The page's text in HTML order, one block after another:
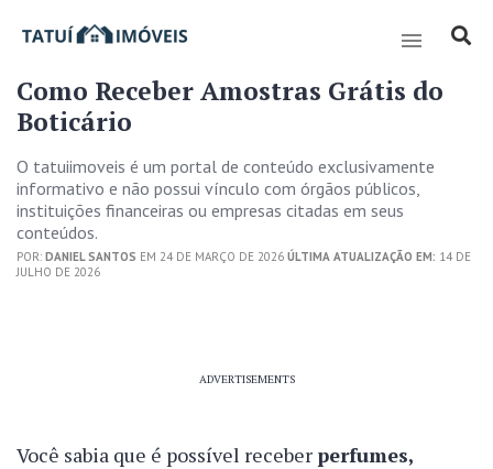
Como Receber Amostras Grátis do
Boticário
O tatuiimoveis é um portal de conteúdo exclusivamente
informativo e não possui vínculo com órgãos públicos,
instituições financeiras ou empresas citadas em seus
conteúdos.
POR: DANIEL SANTOS EM 24 DE MARÇO DE 2026 ÚLTIMA ATUALIZAÇÃO EM: 14 DE
JULHO DE 2026
ADVERTISEMENTS
Você sabia que é possível receber perfumes,